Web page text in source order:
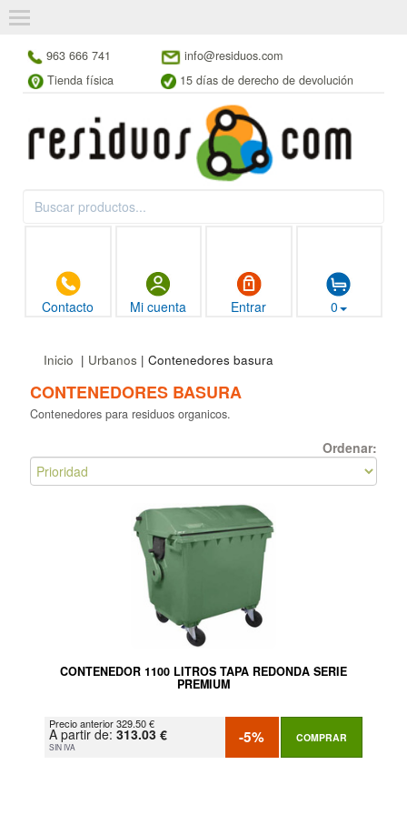
963 666 741
info@residuos.com
Tienda física
15 días de derecho de devolución
Contacto Mi cuenta Entrar 0
Inicio | Urbanos | Contenedores basura
CONTENEDORES BASURA
Contenedores para residuos organicos.
Ordenar:
CONTENEDOR 1100 LITROS TAPA REDONDA SERIE
PREMIUM
Precio anterior 329.50 €
A partir de: 313.03 €
SIN IVA -5% COMPRAR